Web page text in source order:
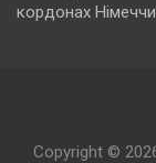
кордонах
Copyright ©